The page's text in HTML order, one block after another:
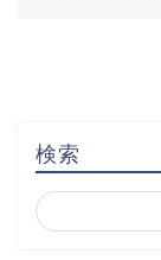
検索